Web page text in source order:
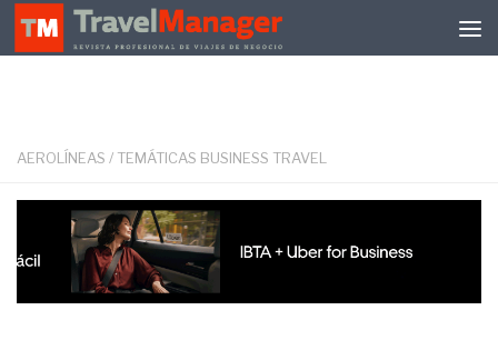
Debajo del contenido
AEROLÍNEAS / TEMÁTICAS BUSINESS TRAVEL